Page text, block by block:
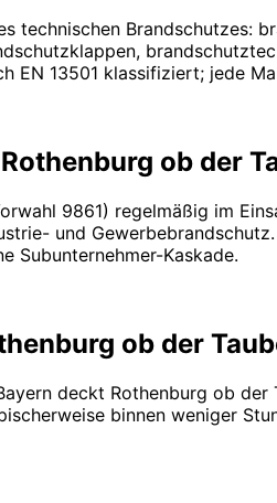
technischen Brandschutzes:
EN 13501 klassifiziert; jede
ob der
9861) regelmäßig im
und
Subunternehmer-Kaskade.
ob der
deckt Rothenburg ob
binnen weniger